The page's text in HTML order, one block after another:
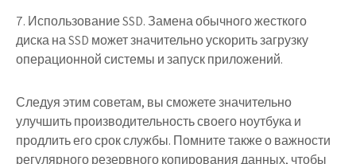
7. Использование SSD. Замена обычного жесткого
диска на SSD может значительно ускорить загрузку
операционной системы и запуск приложений.
Следуя этим советам, вы сможете значительно
улучшить производительность своего ноутбука и
продлить его срок службы. Помните также о важности
регулярного резервного копирования данных, чтобы